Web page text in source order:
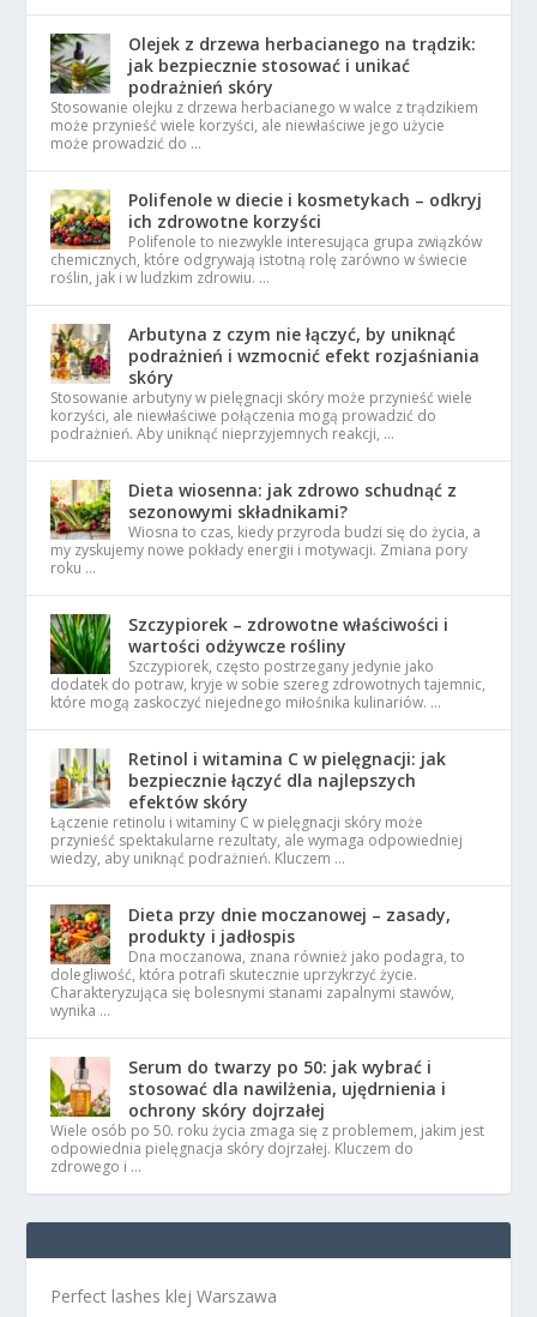
Olejek z drzewa herbacianego na trądzik:
jak bezpiecznie stosować i unikać
podrażnień skóry
Stosowanie olejku z drzewa herbacianego w walce z trądzikiem
może przynieść wiele korzyści, ale niewłaściwe jego użycie
może prowadzić do …
Polifenole w diecie i kosmetykach – odkryj
ich zdrowotne korzyści
Polifenole to niezwykle interesująca grupa związków
chemicznych, które odgrywają istotną rolę zarówno w świecie
roślin, jak i w ludzkim zdrowiu. …
Arbutyna z czym nie łączyć, by uniknąć
podrażnień i wzmocnić efekt rozjaśniania
skóry
Stosowanie arbutyny w pielęgnacji skóry może przynieść wiele
korzyści, ale niewłaściwe połączenia mogą prowadzić do
podrażnień. Aby uniknąć nieprzyjemnych reakcji, …
Dieta wiosenna: jak zdrowo schudnąć z
sezonowymi składnikami?
Wiosna to czas, kiedy przyroda budzi się do życia, a
my zyskujemy nowe pokłady energii i motywacji. Zmiana pory
roku …
Szczypiorek – zdrowotne właściwości i
wartości odżywcze rośliny
Szczypiorek, często postrzegany jedynie jako
dodatek do potraw, kryje w sobie szereg zdrowotnych tajemnic,
które mogą zaskoczyć niejednego miłośnika kulinariów. …
Retinol i witamina C w pielęgnacji: jak
bezpiecznie łączyć dla najlepszych
efektów skóry
Łączenie retinolu i witaminy C w pielęgnacji skóry może
przynieść spektakularne rezultaty, ale wymaga odpowiedniej
wiedzy, aby uniknąć podrażnień. Kluczem …
Dieta przy dnie moczanowej – zasady,
produkty i jadłospis
Dna moczanowa, znana również jako podagra, to
dolegliwość, która potrafi skutecznie uprzykrzyć życie.
Charakteryzująca się bolesnymi stanami zapalnymi stawów,
wynika …
Serum do twarzy po 50: jak wybrać i
stosować dla nawilżenia, ujędrnienia i
ochrony skóry dojrzałej
Wiele osób po 50. roku życia zmaga się z problemem, jakim jest
odpowiednia pielęgnacja skóry dojrzałej. Kluczem do
zdrowego i …
Perfect lashes klej Warszawa